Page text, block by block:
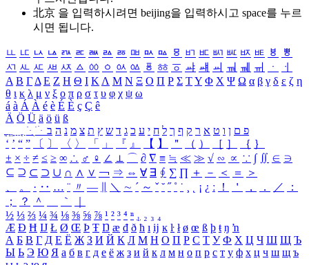
北京 을 입력하시려면 beijing을 입력하시고 space를 누르
시면 됩니다.
ㅥ ㅦ ㅧ ㅨ ㅩ ㅪ ㅫ ㅬ ㅭ ㅮ ㅯ ㅰ ㅱ ㅲ ㅳ ㅴ ㅵ ㅶ ㅷ ㅸ
ㅹ
ㅺ ㅻ ㅼ ㅽ ㅾ ㅿ ㆀ ㆁ ㆂ ㆃ ㆄ ㆅ ㆆ ㆇ ㆈ ㆉ ㆊ ㆋ ㆌ ㆍ
ㆎ
Α Β ΓΔ Ε Ζ Η Θ Ι ΚΛ Μ Ν Ξ Ο Π Ρ Σ ΤΥ Φ Χ Ψ Ω α β γ δ ε ζ η
θ ι κ λ μ ν ξ ο π ρ σ τ υ φ χ ψ ω
á à Á À é è É È ç Ç ê
Ä Ö Ü ä ö ü ß
ִֶֹ ֻּ ׁׂ פ ם ן ו ט א ר ק ף ך ל ח י ע כ ג ד ש ץ ת צ מ נ ה ב
‘ ’ “ ” 〔 〕 〈 〉 「 」 『 』 【 】 ＂ （ ） ［ ］ ｛ ｝
± × ÷ ≠ ≤ ≥ ∞ ∴ ♂ ♀ ∠ ⊥ ⌒ ∂ ∇ ≡ ≒ ≪ ≫ √ ∽ ∝ ∵ ∫ ∬ ∈ ∋
⊆ ⊇ ⊂ ⊃ ∪ ∩ ∧ ∨ ￢ ⇒ ⇔ ∀ ∃ ∮ ∑ ∏ ＋ － ＜ ＝
＞
、
。 · ‥ … ¨ 〃 ― ＼ ∼ ´ ～ ˇ ˘ ˝ ˚ ˙ ¸ ¡ ¿ ː ！ ＇ ， ． ／
：
；
？ ＾ ｀
½ ⅓ ⅔ ¼ ¾ ⅛ ⅜ ⅝ ⅞ ¹ ² ³ ⁴ ⁿ ₁ ₂ ₃ ₄
Æ Ð Ħ Ĳ Ł Ø Œ Þ Ŧ Ŋ æ đ ð ħ ı ĳ ĸ ŀ ł ø œ ß þ ŧ ŋ ŉ
А Б В Г Д Е Ё Ж З И Й К Л М Н О П Р С Т У Ф Х Ц Ч Ш Щ Ъ
Ы Ь Э Ю Я а б в г д е ё ж з и й к л м н о п р с т у ф х ц ч ш щ ъ